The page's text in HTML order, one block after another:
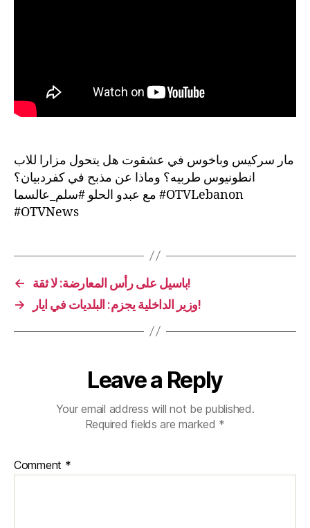
مار سركيس وباخوس في عشقوت هل يتحول مزارا للاب
انطونيوس طربيه؟ وماذا عن مذبح في كفردبيان؟
مع عبدو الحلو #سلم_عالسما #OTVLebanon
#OTVNews
←
باسيل على رأس المعارضة: لا ثقة!
→
وزير الداخلية يجزم: البلديات في ايار!
Leave a Reply
Your email address will not be published.
Required fields are marked *
Comment *